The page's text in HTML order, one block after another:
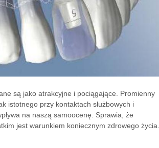
są jako atrakcyjne i pociągające. Promienny
istotnego przy kontaktach służbowych i
na naszą samoocenę. Sprawia, że
jest warunkiem koniecznym zdrowego życia.